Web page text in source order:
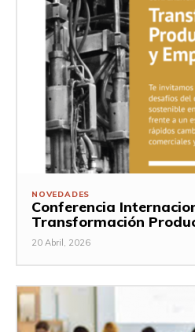
NOVEDADES
Conferencia
Transformación
20 Abril, 2026